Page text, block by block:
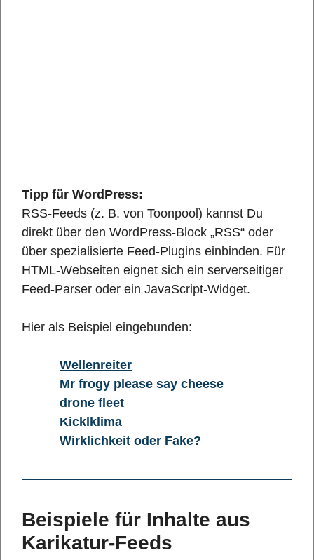
Tipp für WordPress:
RSS-Feeds (z. B. von Toonpool) kannst Du
direkt über den WordPress-Block „RSS“ oder
über spezialisierte Feed-Plugins einbinden. Für
HTML-Webseiten eignet sich ein serverseitiger
Feed-Parser oder ein JavaScript-Widget.
Hier als Beispiel eingebunden:
Wellenreiter
Mr frogy please say cheese
drone fleet
Kicklklima
Wirklichkeit oder Fake?
Beispiele für Inhalte aus
Karikatur-Feeds